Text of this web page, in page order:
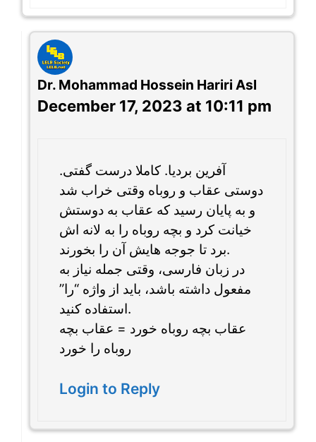
Dr. Mohammad Hossein Hariri Asl
December 17, 2023 at 10:11 pm
آفرین بردیا. کاملا درست گفتی.
دوستی عقاب و روباه وقتی خراب شد
و به پایان رسید که عقاب به دوستش
خیانت کرد و بچه روباه را به لانه اش
برد تا جوجه هایش آن را بخورند.
در زبان فارسی، وقتی جمله نیاز به
مفعول داشته باشد، باید از واژه “را”
استفاده کنید.
عقاب بچه روباه خورد = عقاب بچه
روباه را خورد
Login to Reply